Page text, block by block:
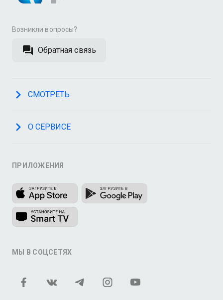
Возникли вопросы?
Обратная связь
СМОТРЕТЬ
О СЕРВИСЕ
ПРИЛОЖЕНИЯ
МЫ В СОЦСЕТЯХ